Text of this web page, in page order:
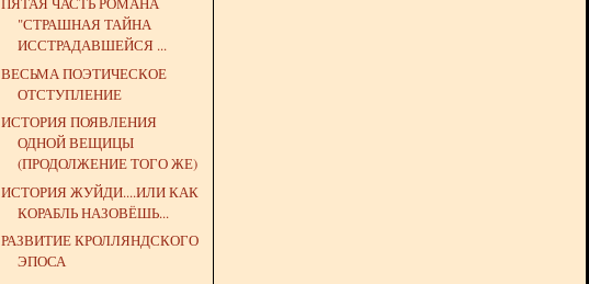
"СТРАШНАЯ ТАЙНА
ИССТРАДАВШЕЙСЯ ...
ВЕСЬМА ПОЭТИЧЕСКОЕ
ОТСТУПЛЕНИЕ
ИСТОРИЯ ПОЯВЛЕНИЯ
ОДНОЙ ВЕЩИЦЫ
(ПРОДОЛЖЕНИЕ ТОГО ЖЕ)
ИСТОРИЯ ЖУЙДИ....ИЛИ КАК
КОРАБЛЬ НАЗОВЁШЬ...
РАЗВИТИЕ КРОЛЛЯНДСКОГО
ЭПОСА